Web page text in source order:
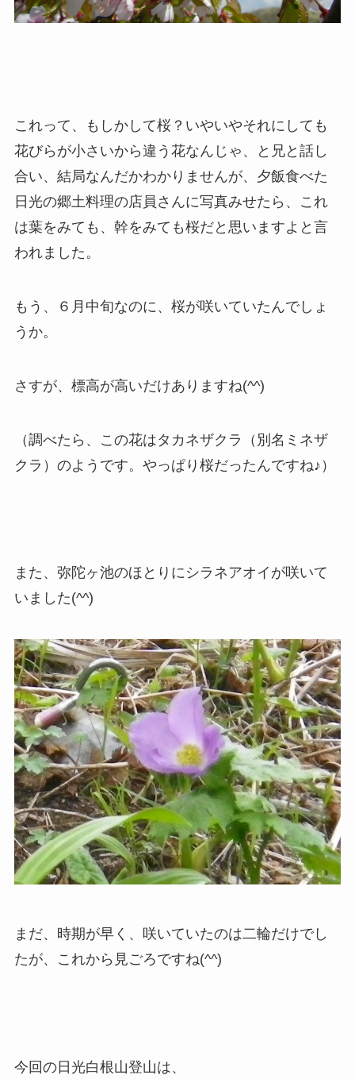
これって、もしかして桜？いやいやそれにしても
花びらが小さいから違う花なんじゃ、と兄と話し
合い、結局なんだかわかりませんが、夕飯食べた
日光の郷土料理の店員さんに写真みせたら、これ
は葉をみても、幹をみても桜だと思いますよと言
われました。
もう、６月中旬なのに、桜が咲いていたんでしょ
うか。
さすが、標高が高いだけありますね(^^)
（調べたら、この花はタカネザクラ（別名ミネザ
クラ）のようです。やっぱり桜だったんですね♪）
また、弥陀ヶ池のほとりにシラネアオイが咲いて
いました(^^)
まだ、時期が早く、咲いていたのは二輪だけでし
たが、これから見ごろですね(^^)
今回の日光白根山登山は、